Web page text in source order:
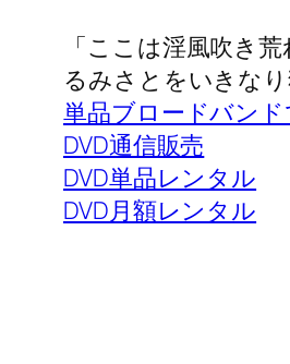
「ここは淫風吹き
るみさとをいきな
単品ブロードバンド
DVD通信販売
DVD単品レンタル
DVD月額レンタル